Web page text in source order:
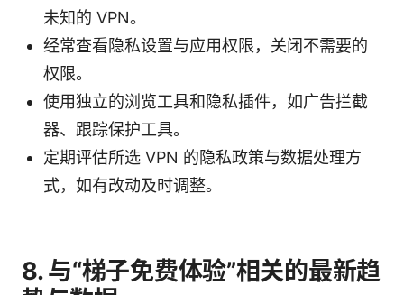
未知的 VPN。
经常查看隐私设置与应用权限，关闭不需要的
权限。
使用独立的浏览工具和隐私插件，如广告拦截
器、跟踪保护工具。
定期评估所选 VPN 的隐私政策与数据处理方
式，如有改动及时调整。
8. 与“梯子免费体验”相关的最新趋